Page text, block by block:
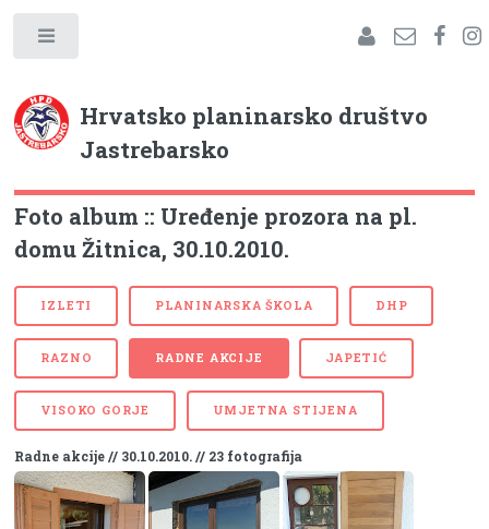
Hrvatsko planinarsko društvo
Jastrebarsko
Foto album :: Uređenje prozora na pl.
domu Žitnica, 30.10.2010.
IZLETI PLANINARSKA ŠKOLA DHP
RAZNO RADNE AKCIJE JAPETIĆ
VISOKO GORJE UMJETNA STIJENA
Radne akcije // 30.10.2010. // 23 fotografija